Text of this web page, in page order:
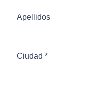
Apellidos
Ciudad *